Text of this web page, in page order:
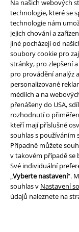
Na našich webových
technologie, které se
technologie nám
jejich chování a
jiné pocházejí od
soubory cookie pro
stránky, pro zlepšení
pro provádění analýz
personalizované
médiích a na
přenášeny do USA,
rozhodnutí o
kteří mají příslušné
souhlas s používáním
Případně můžete
v takovém případě se
Své individuální
„Vyberte nastavení“.
souhlas v Nastavení
údajů naleznete na
Právní
Podmínky
Prohlášení
Ochrana osobních
Likvidace odpadu a